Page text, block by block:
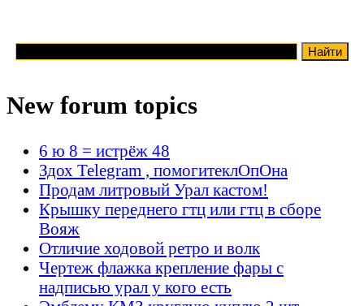
New forum topics
6 ю 8 = истрёж 48
Здох Telegram , помогитеклОпОна
Продам литровый Урал кастом!
Крышку переднего гтц или гтц в сборе
Вояж
Отличие ходовой ретро и волк
Чертеж флажка крепление фары с
надписью урал у кого есть